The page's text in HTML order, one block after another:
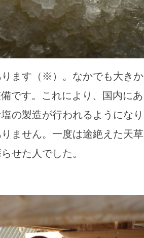
ます（※）。なかでも大きか
です。これにより、国内にあ
の製造が行われるようになり
ません。一度は途絶えた天草
せた人でした。